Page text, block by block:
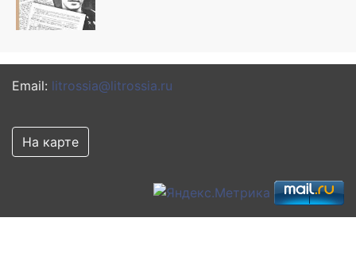
Email: litrossia@litrossia.ru
На карте